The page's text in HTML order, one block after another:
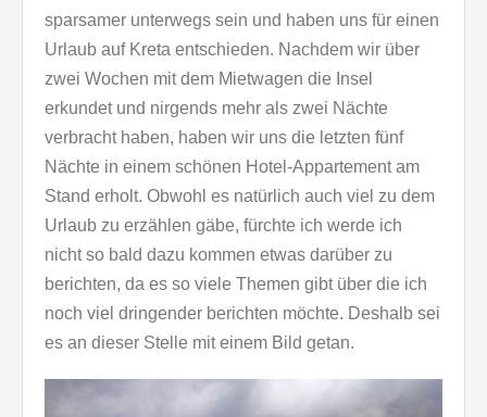
sparsamer unterwegs sein und haben uns für einen
Urlaub auf Kreta entschieden. Nachdem wir über
zwei Wochen mit dem Mietwagen die Insel
erkundet und nirgends mehr als zwei Nächte
verbracht haben, haben wir uns die letzten fünf
Nächte in einem schönen Hotel-Appartement am
Stand erholt. Obwohl es natürlich auch viel zu dem
Urlaub zu erzählen gäbe, fürchte ich werde ich
nicht so bald dazu kommen etwas darüber zu
berichten, da es so viele Themen gibt über die ich
noch viel dringender berichten möchte. Deshalb sei
es an dieser Stelle mit einem Bild getan.